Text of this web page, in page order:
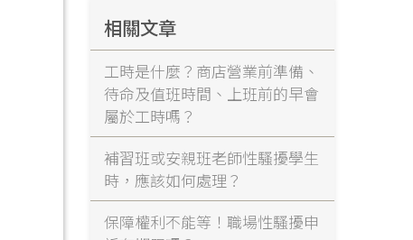
相關文章
工時是什麼？商店營業前準備、
待命及值班時間、上班前的早會
屬於工時嗎？
補習班或安親班老師性騷擾學生
時，應該如何處理？
保障權利不能等！職場性騷擾申